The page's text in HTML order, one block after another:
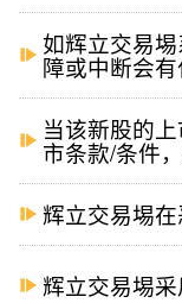
如辉立交易
障或中断会有
当该新股的
市条款/条件
辉立交易埸在
辉立交易埸采